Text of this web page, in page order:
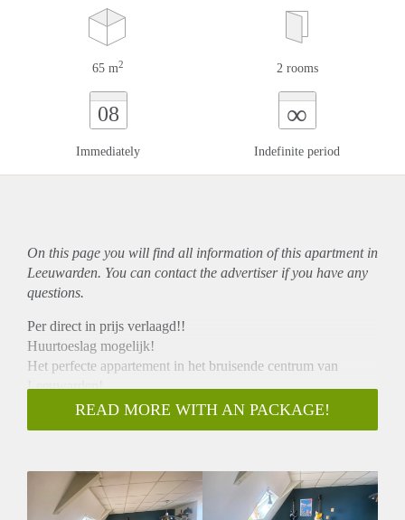
65 m2 2 rooms
08
Immediately
∞
Indefinite period
On this page you will find all information of this apartmentin
Leeuwarden. You can contact the advertiser if you have any
questions.
Per direct in prijs verlaagd!!
Huurtoeslag mogelijk!
Het perfecte appartement in het bruisende centrum van
Leeuwarden!
Welkom in de Nieuwe Oosterstraat, een prachtige straat
gelegen in de populaire wijk Blokhuisplein. Dit ruime
heeft. De ligging is werkelijk fantastisch, met alle
voorzieningen binnen handbereik en het levendige centrum
READ MORE WITH AN PACKAGE!